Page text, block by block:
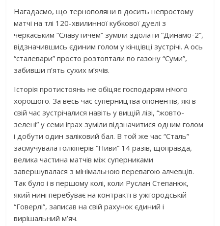
Нагадаємо, що тернополяни в досить непростому
матчі на тлі 120-хвилинної кубкової дуелі з
черкаським “Славутичем” зуміли здолати “Динамо-2”,
відзначившись єдиним голом у кінцівці зустрічі. А ось
“сталевари” просто розтоптали по газону “Суми”,
забивши п’ять сухих м’ячів.
Історія протистоянь не обіцяє господарям нічого
хорошого. За весь час суперництва опонентів, які в
свій час зустрічалися навіть у вищій лізі, “жовто-
зелені” у семи іграх зуміли відзначитися одним голом
і добути один заліковий бал. В той же час “Сталь”
засмучувала голкіперів “Ниви” 14 разів, щоправда,
велика частина матчів між суперниками
завершувалася з мінімальною перевагою алчевців.
Так було і в першому колі, коли Руслан Степанюк,
який нині перебуває на контракті в ужгородській
“Говерлі”, записав на свій рахунок єдиний і
вирішальний м’яч.